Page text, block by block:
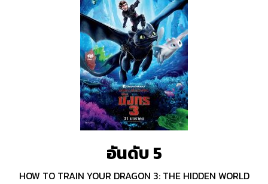
อันดับ 5
HOW TO TRAIN YOUR DRAGON 3: THE HIDDEN WORLD